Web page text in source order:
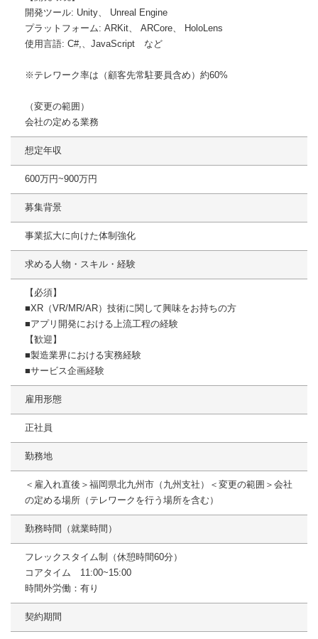
開発ツール: Unity、 Unreal Engine
プラットフォーム: ARKit、 ARCore、 HoloLens
使用言語: C#,、JavaScript など
※テレワーク率は（顧客先常駐要員含め）約60%
（変更の範囲）
会社の定める業務
想定年収
600万円~900万円
募集背景
事業拡大に向けた体制強化
求める人物・スキル・経験
【必須】
■XR（VR/MR/AR）技術に関して興味をお持ちの方
■アプリ開発における上流工程の経験
【歓迎】
■製造業界における実務経験
■サービス企画経験
雇用形態
正社員
勤務地
＜雇入れ直後＞福岡県北九州市（九州支社）＜変更の範囲＞会社
の定める場所（テレワークを行う場所を含む）
勤務時間（就業時間）
フレックスタイム制（休憩時間60分）
コアタイム 11:00~15:00
時間外労働：有り
契約期間